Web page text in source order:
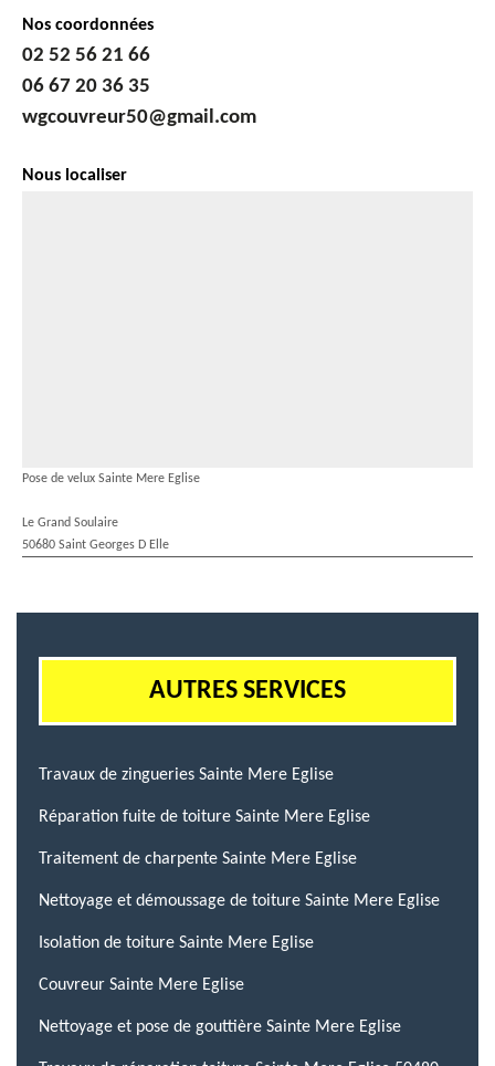
Nos coordonnées
02 52 56 21 66
06 67 20 36 35
wgcouvreur50@gmail.com
Nous localiser
Pose de velux Sainte Mere Eglise
Le Grand Soulaire
50680 Saint Georges D Elle
AUTRES SERVICES
Travaux de zingueries Sainte Mere Eglise
Réparation fuite de toiture Sainte Mere Eglise
Traitement de charpente Sainte Mere Eglise
Nettoyage et démoussage de toiture Sainte Mere Eglise
Isolation de toiture Sainte Mere Eglise
Couvreur Sainte Mere Eglise
Nettoyage et pose de gouttière Sainte Mere Eglise